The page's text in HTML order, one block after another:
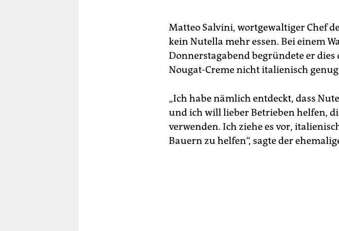
Matteo Salvini, wortgewaltiger Chef
kein Nutella mehr essen. Bei einem
Donnerstagabend begründete er dies
Nougat-Creme nicht italienisch genug
„Ich habe nämlich entdeckt, dass
und ich will lieber Betrieben helfen,
verwenden. Ich ziehe es vor,
Bauern zu helfen“, sagte der